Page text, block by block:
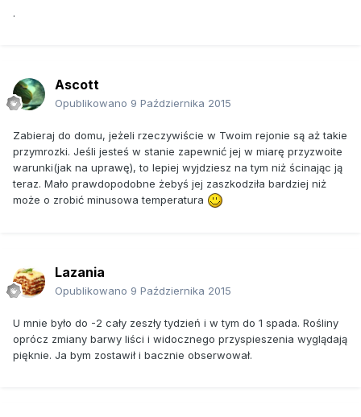
.
Ascott
Opublikowano 9 Października 2015
Zabieraj do domu, jeżeli rzeczywiście w Twoim rejonie są aż takie
przymrozki. Jeśli jesteś w stanie zapewnić jej w miarę przyzwoite
warunki(jak na uprawę), to lepiej wyjdziesz na tym niż ścinając ją
teraz. Mało prawdopodobne żebyś jej zaszkodziła bardziej niż
może o zrobić minusowa temperatura
Lazania
Opublikowano 9 Października 2015
U mnie było do -2 cały zeszły tydzień i w tym do 1 spada. Rośliny
oprócz zmiany barwy liści i widocznego przyspieszenia wyglądają
pięknie. Ja bym zostawił i bacznie obserwował.